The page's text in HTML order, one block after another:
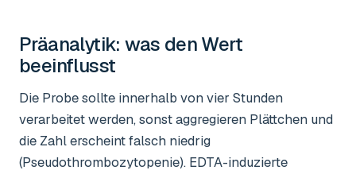
Präanalytik: was den Wert
beeinflusst
Die Probe sollte innerhalb von vier Stunden
verarbeitet werden, sonst aggregieren Plättchen und
die Zahl erscheint falsch niedrig
(Pseudothrombozytopenie). EDTA-induzierte